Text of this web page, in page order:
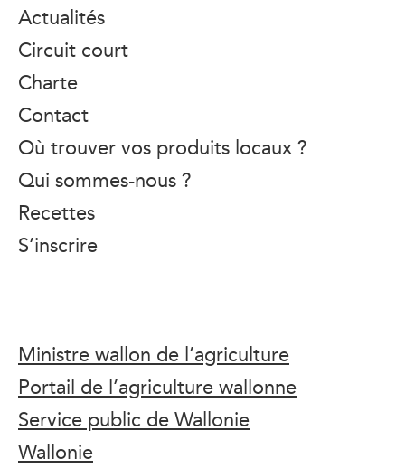
Actualités
Circuit court
Charte
Contact
Où trouver vos produits locaux ?
Qui sommes-nous ?
Recettes
S’inscrire
Ministre wallon de l’agriculture
Portail de l’agriculture wallonne
Service public de Wallonie
Wallonie